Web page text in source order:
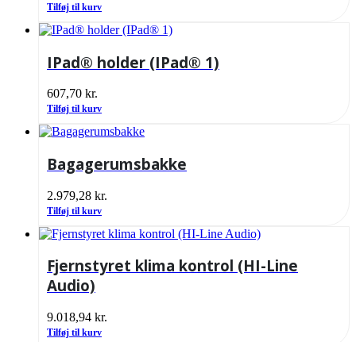
Tilføj til kurv
IPad® holder (IPad® 1)
607,70 kr.
Tilføj til kurv
Bagagerumsbakke
2.979,28 kr.
Tilføj til kurv
Fjernstyret klima kontrol (HI-Line
Audio)
9.018,94 kr.
Tilføj til kurv